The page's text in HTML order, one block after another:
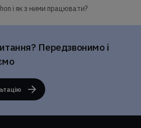
і як з ними працювати?
Передзвонимо і